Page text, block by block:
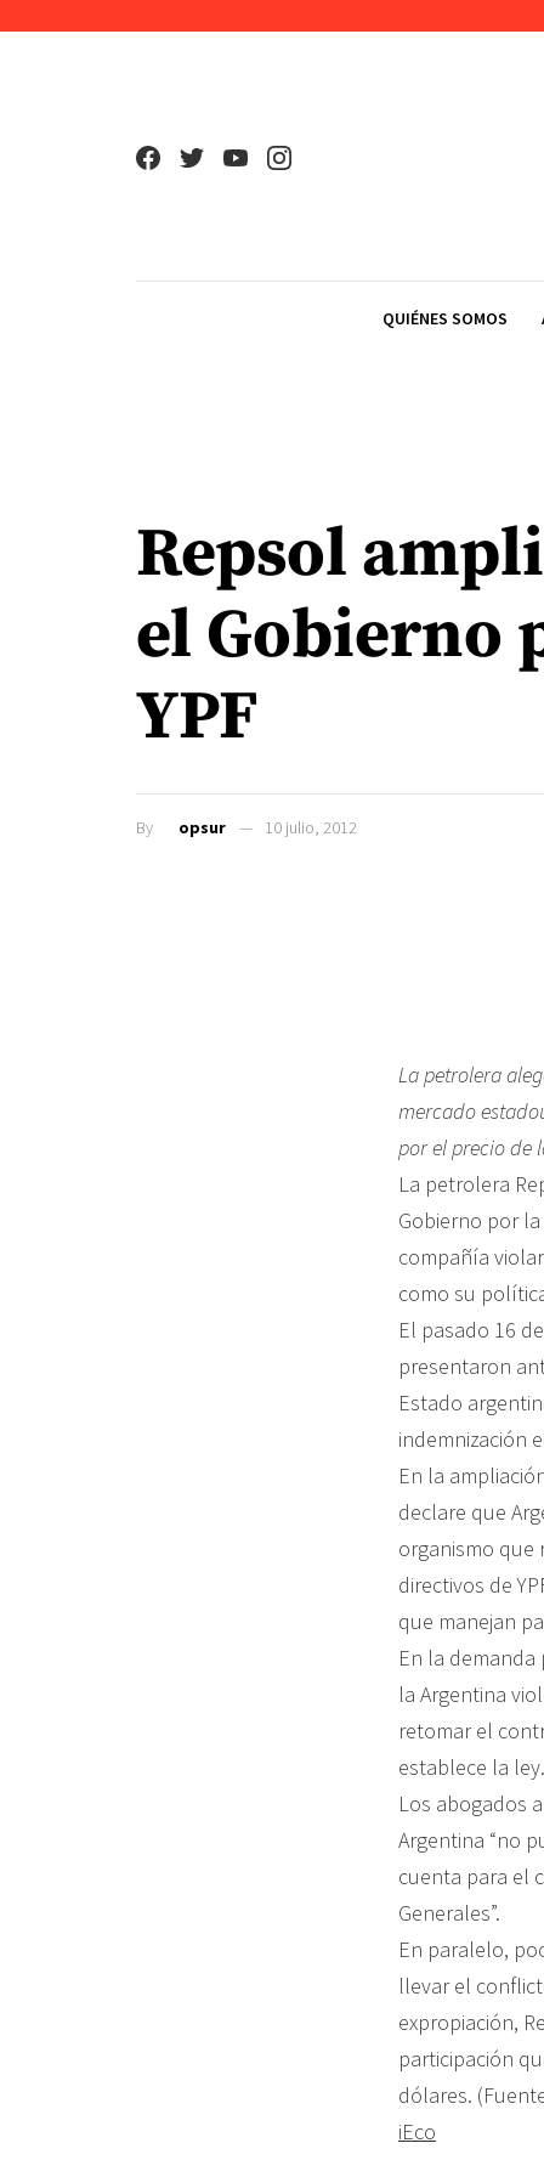
QUIÉNES SOMOS
Repsol
el Gobierno
YPF
By opsur 10 julio, 2012
La petrolera
mercado
por el precio de
La petrolera
Gobierno por
compañía
como su
El pasado 16
presentaron
Estado
indemnización
En la
declare que
organismo que
directivos de
que manejan
En la demanda
la Argentina
retomar el
establece la ley.
Los abogados
Argentina “no
cuenta para el
Generales”.
En paralelo,
llevar el
expropiación,
participación
dólares.
iEco